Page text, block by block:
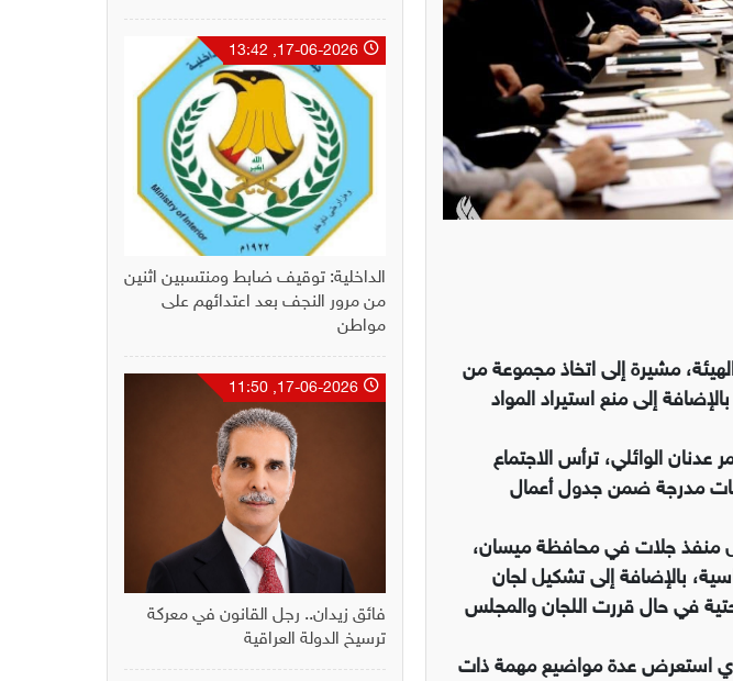
مشيرة إلى اتخاذ مجموعة من
إلى منع استيراد المواد
عدنان الوائلي، ترأس الاجتماع
مدرجة ضمن جدول أعمال
منفذ جلات في محافظة ميسان،
بالإضافة إلى تشكيل لجان
في حال قررت اللجان والمجلس
استعرض عدة مواضيع مهمة ذات
الداخلية: توقيف ضابط ومنتسبين اثنين
من مرور النجف بعد اعتدائهم على
مواطن
فائق زيدان.. رجل القانون في معركة
ترسيخ الدولة العراقية